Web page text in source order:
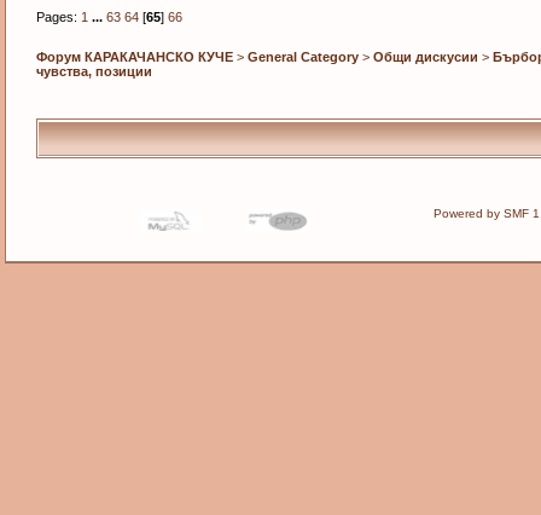
Pages: 1 ... 63 64[65] 66
Форум КАРАКАЧАНСКО КУЧЕ> General Category> Общи дискусии >
чувства, позиции
Powered by SMF